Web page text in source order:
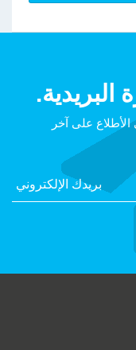
البريدية.
على آخر